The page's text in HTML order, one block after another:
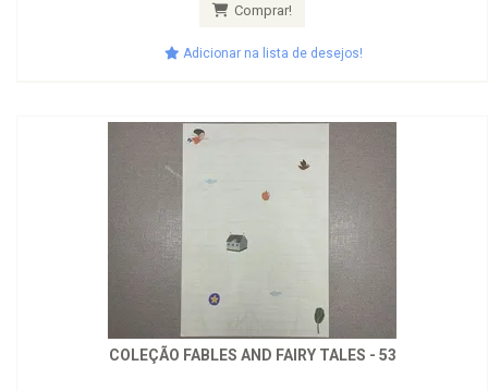
Comprar!
Adicionar na lista de desejos!
COLEÇÃO FABLES AND FAIRY TALES - 53